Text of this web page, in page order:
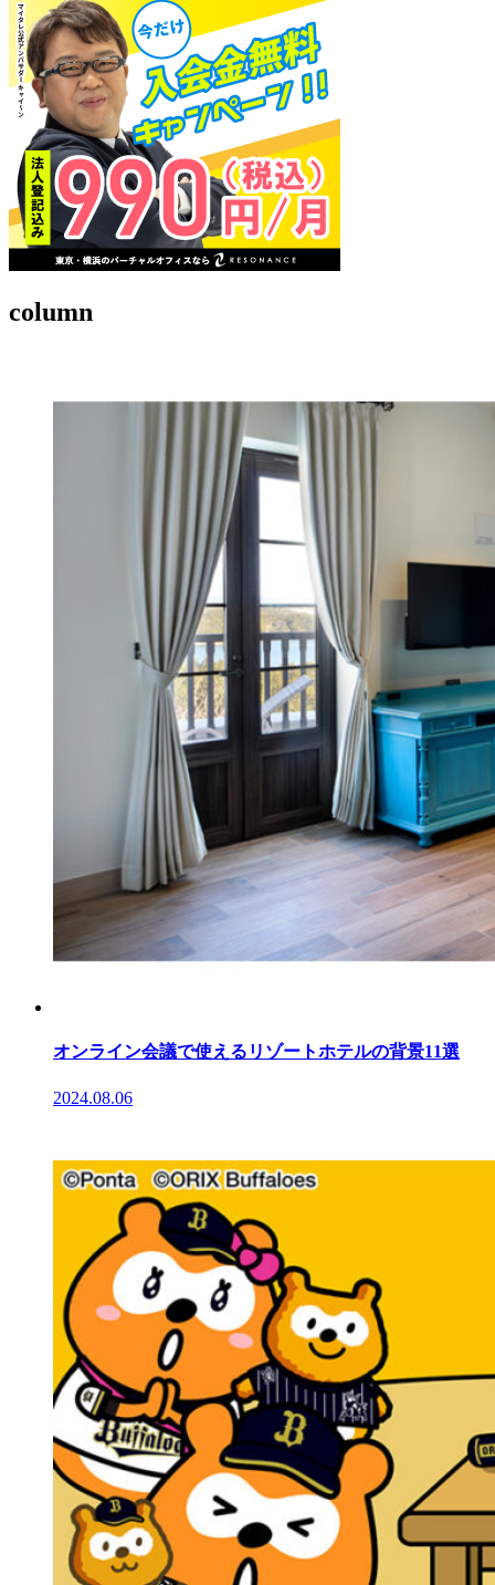
column
オンライン会議で使えるリゾートホテルの背景11選
2024.08.06